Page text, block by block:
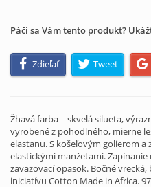
Páči sa Vám tento produkt?
Zdieľať Tweet
Žhavá farba – skvelá silueta,
vyrobené z pohodlného, ​​mierne
elastanu. S košeľovým golierom
elastickými manžetami.
zaväzovací opasok. Bočné
iniciatívu Cotton Made in Africa.